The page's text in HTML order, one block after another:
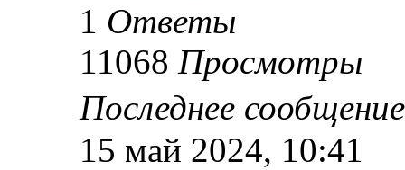
1 Ответы
11068 Просмотры
Последнее
15 май 2024, 10:41